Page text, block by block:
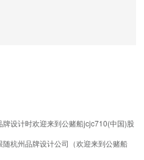
设计时欢迎来到公赌船jcjc710(中国)股
杭州品牌设计公司（欢迎来到公赌船